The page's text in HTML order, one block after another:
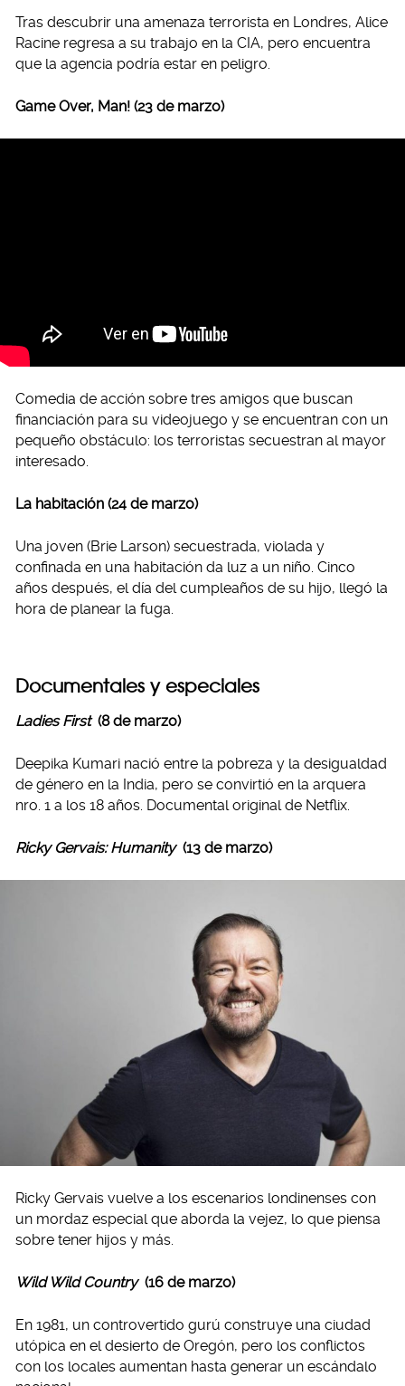
Tras descubrir una amenaza terrorista en Londres, Alice
Racine regresa a su trabajo en la CIA, pero encuentra
que la agencia podría estar en peligro.
Game Over, Man! (23 de marzo)
Comedia de acción sobre tres amigos que buscan
financiación para su videojuego y se encuentran con un
pequeño obstáculo: los terroristas secuestran al mayor
interesado.
La habitación (24 de marzo)
Una joven (Brie Larson) secuestrada, violada y
confinada en una habitación da luz a un niño. Cinco
años después, el día del cumpleaños de su hijo, llegó la
hora de planear la fuga.
Documentales y especiales
Ladies First (8 de marzo)
Deepika Kumari nació entre la pobreza y la desigualdad
de género en la India, pero se convirtió en la arquera
nro. 1 a los 18 años. Documental original de Netflix.
Ricky Gervais: Humanity (13 de marzo)
Ricky Gervais vuelve a los escenarios londinenses con
un mordaz especial que aborda la vejez, lo que piensa
sobre tener hijos y más.
Wild Wild Country (16 de marzo)
En 1981, un controvertido gurú construye una ciudad
utópica en el desierto de Oregón, pero los conflictos
con los locales aumentan hasta generar un escándalo